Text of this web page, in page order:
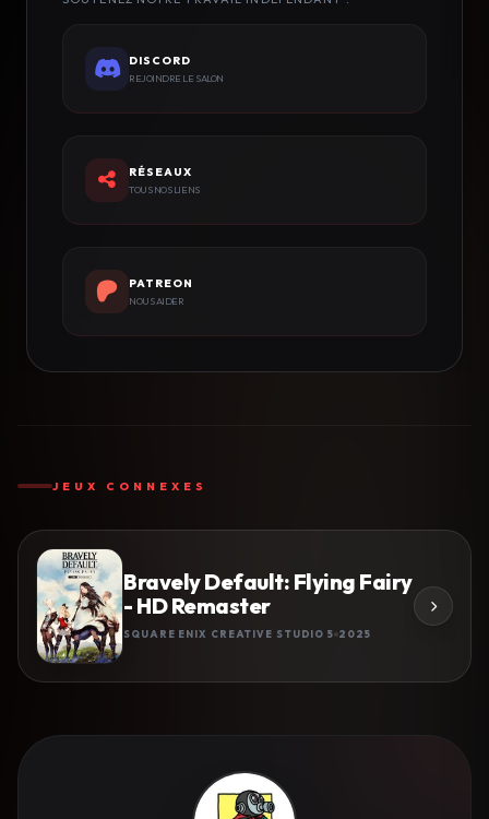
DISCORD
REJOINDRE LE SALON
RÉSEAUX
TOUS NOS LIENS
PATREON
NOUS AIDER
JEUX CONNEXES
Bravely Default: Flying Fairy
- HD Remaster
SQUARE ENIX CREATIVE STUDIO 5 2025